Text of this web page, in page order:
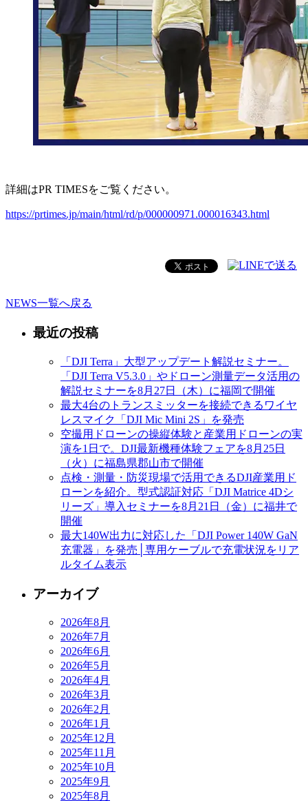
詳細はPR TIMESをご覧ください。
https://prtimes.jp/main/html/rd/p/000000971.000016343.html
NEWS一覧へ戻る
最近の投稿
「DJI Terra」大型アップデート解説セミナー。
「DJI Terra V5.3.0」やドローン測量データ活用の
解説セミナーを8月27日（木）に福岡で開催
最大4台のトランスミッターを接続できるワイヤ
レスマイク「DJI Mic Mini 2S」を発売
空撮用ドローンの操縦体験と産業用ドローンの実
演を1日で。DJI最新機種体験フェアを8月25日
（火）に福島県郡山市で開催
点検・測量・防災現場で活用できるDJI産業用ド
ローンを紹介。型式認証対応「DJI Matrice 4Dシ
リーズ」導入セミナーを8月21日（金）に福井で
開催
最大140W出力に対応した「DJI Power 140W GaN
充電器」を発売│専用ケーブルで充電状況をリア
ルタイム表示
アーカイブ
2026年8月
2026年7月
2026年6月
2026年5月
2026年4月
2026年3月
2026年2月
2026年1月
2025年12月
2025年11月
2025年10月
2025年9月
2025年8月